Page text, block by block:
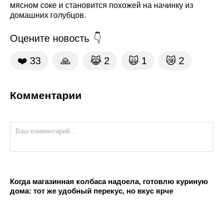
мясном соке и становится похожей на начинку из
домашних голубцов.
Оцените новость
❤️ 33 🙏 😹 2 🙀 1 😿 2
Комментарии
Когда магазинная колбаса надоела, готовлю куриную
дома: тот же удобный перекус, но вкус ярче